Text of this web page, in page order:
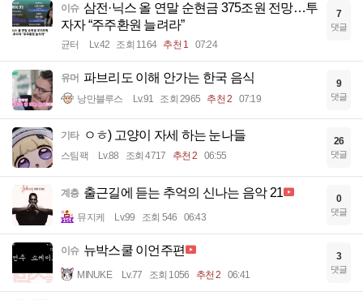
이슈 삼전·닉스 올 연말 순현금 375조원 전망…투
자자 “주주환원 늘려라”
균터 Lv.42 조회 1164 추천 1 07:24
7
댓글
유머 파브리도 이해 안가는 한국 음식
낭만블루스 Lv.91 조회 2965 추천 2 07:19
9
댓글
기타 ㅇㅎ) 고양이 자세 하는 눈나들
스팀팩 Lv.88 조회 4717 추천 2 06:55
26
댓글
계층 출근길에 듣는 추억의 신나는 음악 21
뮤지케 Lv.99 조회 546 06:43
0
댓글
이슈 뉴박스쿨 이언주편
MINUKE Lv.77 조회 1056 추천 2 06:41
3
댓글